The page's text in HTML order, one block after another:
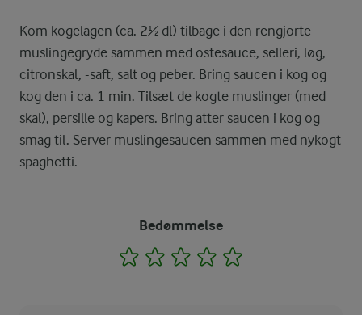
Kom kogelagen (ca. 2½ dl) tilbage i den rengjorte
muslingegryde sammen med ostesauce, selleri, løg,
citronskal, -saft, salt og peber. Bring saucen i kog og
kog den i ca. 1 min. Tilsæt de kogte muslinger (med
skal), persille og kapers. Bring atter saucen i kog og
smag til. Server muslingesaucen sammen med nykogt
spaghetti.
Bedømmelse
1 2 3 4